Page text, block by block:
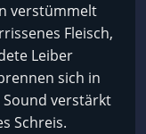
verstümmelt
Fleisch,
Leiber
sich in
verstärkt
Schreis.